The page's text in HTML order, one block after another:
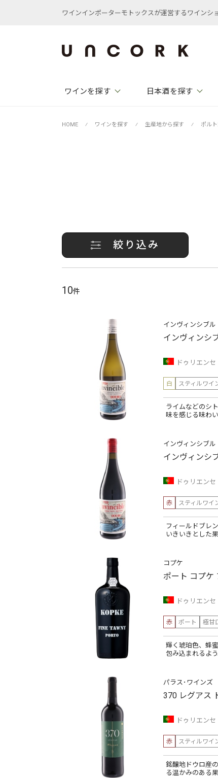
ワインインポーターモトックスが運営するワインシ
ワインを探す 日本酒を探す
HOME ⁄ ワインを探す ⁄ 生産地から探す ⁄ ポル
絞り込み
10件
インヴィンシブル
インヴィンシ
ドゥリエンセ
白 スティルワイ
ライムなどのシ
味を感じる味わ
インヴィンシブル
インヴィンシ
ドゥリエンセ
赤 スティルワイ
フィールドブレ
いきいきとした
コプケ
ポート コプケ
ドゥリエンセ
赤 ポート 極甘
輝く琥珀色、蜂
包み込まれるよ
パラス･ワインズ
370 レグアス
ドゥリエンセ
赤 スティルワイ
銘醸地ドウロ産
る温かみのある